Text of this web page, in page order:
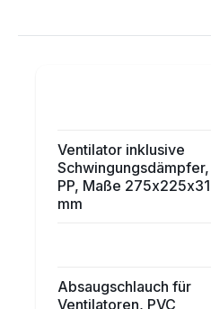
Ventilator inklusive
Schwingungsdämpfer,
PP, Maße
mm
Absaugschlauch für
Ventilatoren, PVC